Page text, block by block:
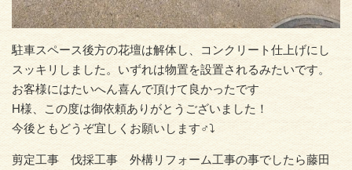
駐車スペース後方の花壇は解体し、コンクリート仕上げにし
スッキリしました。いずれは物置を設置されるみたいです。
お客様にはたいへん喜んで頂けて良かったです
H様、この度は御依頼ありがとうございました！
今後ともどうぞ宜しくお願いします‍♂️⤵️
剪定工事 伐採工事 外構リフォーム工事の事でしたら藤田